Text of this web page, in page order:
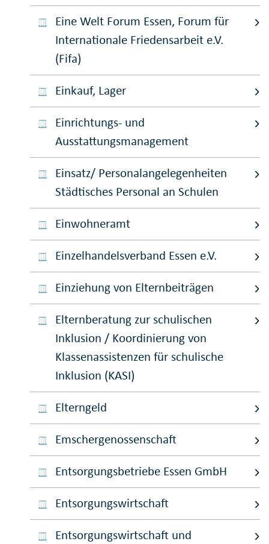
Eine Welt Forum Essen, Forum für
Internationale Friedensarbeit e.V.
(Fifa)
Einkauf, Lager
Einrichtungs- und
Ausstattungsmanagement
Einsatz/ Personalangelegenheiten
Städtisches Personal an Schulen
Einwohneramt
Einzelhandelsverband Essen e.V.
Einziehung von Elternbeiträgen
Elternberatung zur schulischen
Inklusion / Koordinierung von
Klassenassistenzen für schulische
Inklusion (KASI)
Elterngeld
Emschergenossenschaft
Entsorgungsbetriebe Essen GmbH
Entsorgungswirtschaft
Entsorgungswirtschaft und